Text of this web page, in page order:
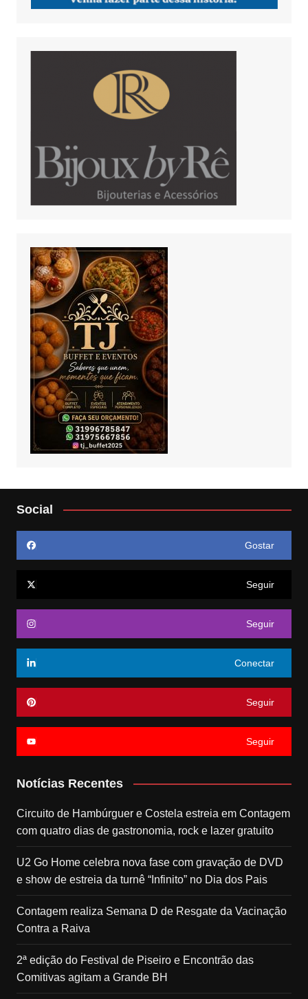
Social
Gostar
Seguir
Seguir
Conectar
Seguir
Seguir
Notícias Recentes
Circuito de Hambúrguer e Costela estreia em Contagem
com quatro dias de gastronomia, rock e lazer gratuito
U2 Go Home celebra nova fase com gravação de DVD
e show de estreia da turnê “Infinito” no Dia dos Pais
Contagem realiza Semana D de Resgate da Vacinação
Contra a Raiva
2ª edição do Festival de Piseiro e Encontrão das
Comitivas agitam a Grande BH